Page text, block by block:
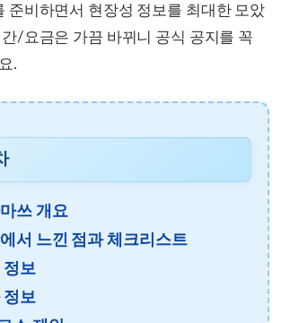
제안
제안
준비하면서 현장성 정보를 최대한 모았
/요금은 가끔 바뀌니 공식 공지를 꼭
.
쓰 개요
서 느낀 점과 체크리스트
정보
정보